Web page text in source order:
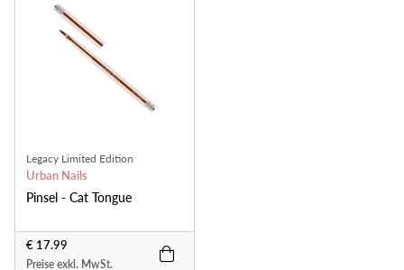
Legacy Limited Edition
Urban Nails
Pinsel - Cat Tongue
€ 17.99
Preise exkl. MwSt.